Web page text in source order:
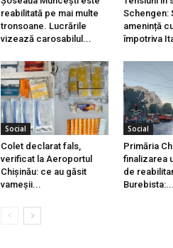
reabilitată pe mai multe
tronsoane. Lucrările
vizează carosabilul...
Schengen:
amenință
împotriva
Social
Colet declarat fals,
verificat la Aeroportul
Chișinău: ce au găsit
vameșii...
Social
Primăria
finalizarea
de
Burebista:...